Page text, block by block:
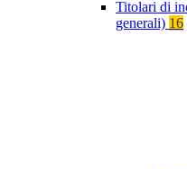
Titolari di
generali) 16